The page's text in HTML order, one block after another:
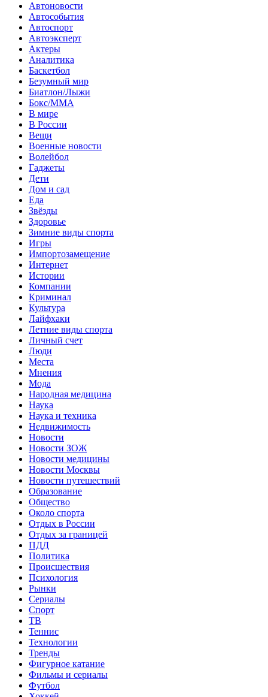
Автоновости
Автособытия
Автоспорт
Автоэксперт
Актеры
Аналитика
Баскетбол
Безумный мир
Биатлон/Лыжи
Бокс/MMA
В мире
В России
Вещи
Военные новости
Волейбол
Гаджеты
Дети
Дом и сад
Еда
Звёзды
Здоровье
Зимние виды спорта
Игры
Импортозамещение
Интернет
Истории
Компании
Криминал
Культура
Лайфхаки
Летние виды спорта
Личный счет
Люди
Места
Мнения
Мода
Народная медицина
Наука
Наука и техника
Недвижимость
Новости
Новости ЗОЖ
Новости медицины
Новости Москвы
Новости путешествий
Образование
Общество
Около спорта
Отдых в России
Отдых за границей
ПДД
Политика
Происшествия
Психология
Рынки
Сериалы
Спорт
ТВ
Теннис
Технологии
Тренды
Фигурное катание
Фильмы и сериалы
Футбол